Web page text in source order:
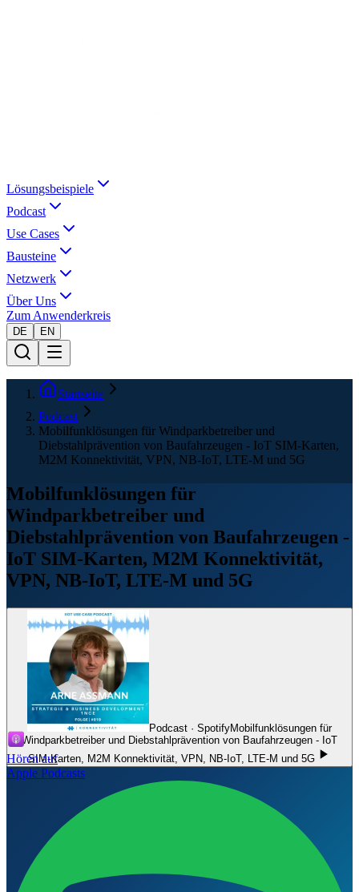
Lösungsbeispiele
Podcast
Use Cases
Bausteine
Netzwerk
Über Uns
Zum Anwenderkreis
DE EN
Startseite
Podcast
Mobilfunklösungen für Windparkbetreiber und
Diebstahlprävention von Baufahrzeugen - IoT SIM-Karten,
M2M Konnektivität, VPN, NB-IoT, LTE-M und 5G
Mobilfunklösungen für
Windparkbetreiber und
Diebstahlprävention von Baufahrzeugen -
IoT SIM-Karten, M2M Konnektivität,
VPN, NB-IoT, LTE-M und 5G
Podcast · SpotifyMobilfunklösungen für
Windparkbetreiber und Diebstahlprävention von Baufahrzeugen - IoT
SIM-Karten, M2M Konnektivität, VPN, NB-IoT, LTE-M und 5G
Hören auf
Apple Podcasts